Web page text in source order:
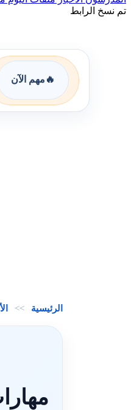
تم نسخ الرابط
🔥 مهم الآن
الرئيسية >>